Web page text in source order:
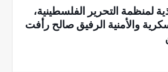
لمنظمة التحرير الفلسطينية،
والأمنية الرفيق صالح رأفت